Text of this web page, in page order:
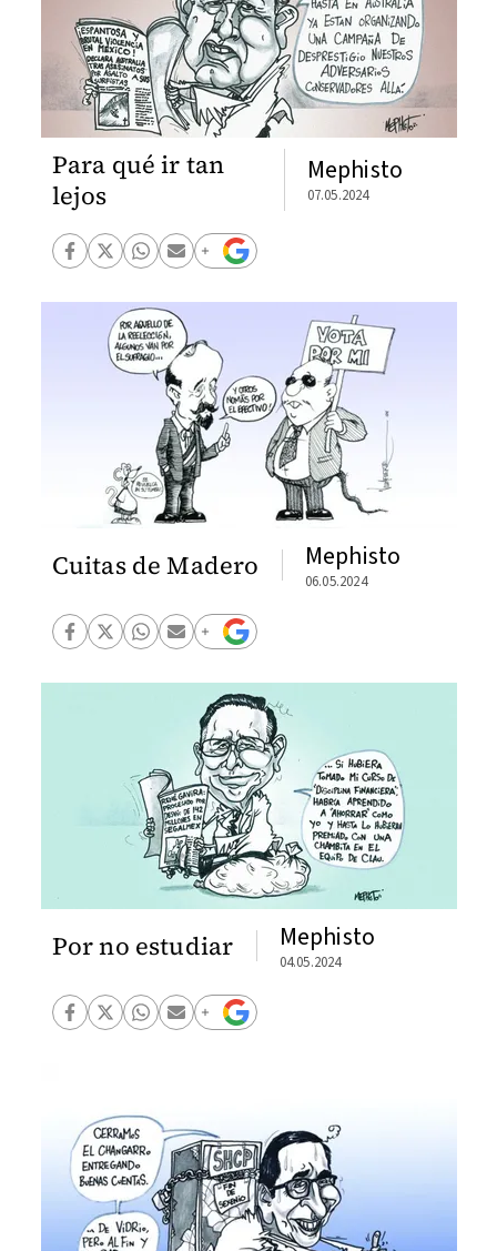
Para qué ir tan
lejos
Mephisto
07.05.2024
Cuitas de Madero Mephisto
06.05.2024
Por no estudiar Mephisto
04.05.2024